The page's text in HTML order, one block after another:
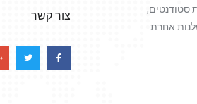
סטודנטים,
אחרת
צור קשר